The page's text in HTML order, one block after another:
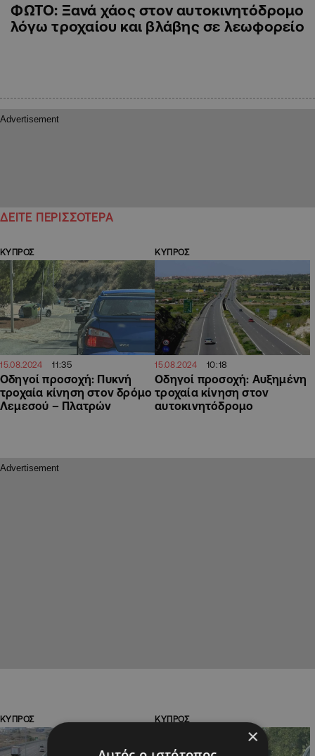
ΦΩΤΟ: Ξανά χάος στον αυτοκινητόδρομο
λόγω τροχαίου και βλάβης σε λεωφορείο
ΔΕΙΤΕ ΠΕΡΙΣΣΟΤΕΡΑ
ΚΥΠΡΟΣ
15.08.2024 11:35
Οδηγοί προσοχή: Πυκνή
τροχαία κίνηση στον δρόμο
Λεμεσού – Πλατρών
ΚΥΠΡΟΣ
15.08.2024 10:18
Οδηγοί προσοχή: Αυξημένη
τροχαία κίνηση στον
αυτοκινητόδρομο
ΚΥΠΡΟΣ ΚΥΠΡΟΣ
×